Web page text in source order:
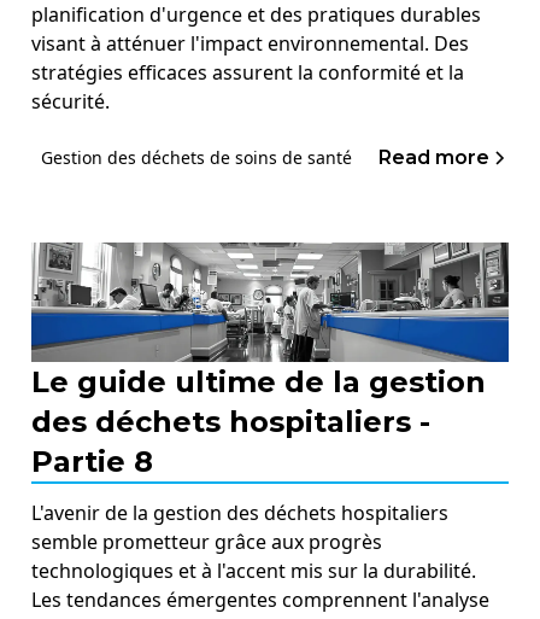
planification d'urgence et des pratiques durables
visant à atténuer l'impact environnemental. Des
stratégies efficaces assurent la conformité et la
sécurité.
Gestion des déchets de soins de santé Read more
Le guide ultime de la gestion
des déchets hospitaliers -
Partie 8
L'avenir de la gestion des déchets hospitaliers
semble prometteur grâce aux progrès
technologiques et à l'accent mis sur la durabilité.
Les tendances émergentes comprennent l'analyse